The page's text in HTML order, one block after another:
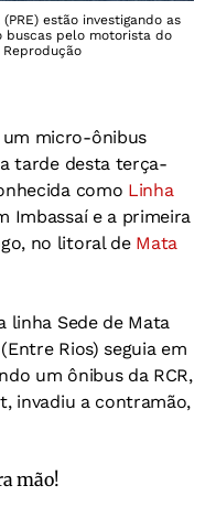
estão investigando as
buscas pelo motorista do
um micro-ônibus
tarde desta terça-
como Linha
Imbassaí e a primeira
no litoral de Mata
linha Sede de Mata
Rios) seguia em
um ônibus da RCR,
invadiu a contramão,
mão!